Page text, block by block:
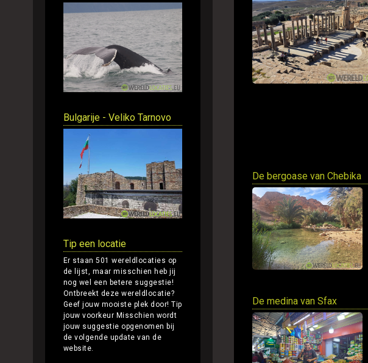
Bulgarije - Veliko Tarnovo
Tip een locatie
Er staan 501 wereldlocaties op
de lijst, maar misschien heb jij
nog wel een betere suggestie!
Ontbreekt deze wereldlocatie?
Geef jouw mooiste plek door!Tip
jouw voorkeur Misschien wordt
jouw suggestie opgenomen bij
de volgende update van de
website.
De bergoase van Chebika
De medina van Sfax